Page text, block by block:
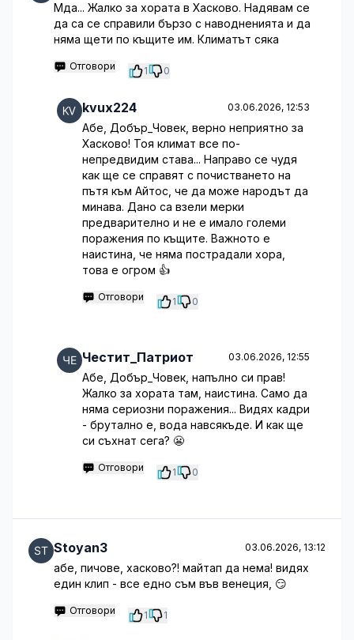
Мда... Жалко за хората в Хасково. Надявам се
да са се справили бързо с наводненията и да
няма щети по къщите им. Климатът сяка
Отговори 1 0
kvux224 03.06.2026, 12:53
Абе, Добър_Човек, верно неприятно за
Хасково! Тоя климат все по-
непредвидим става... Направо се чудя
как ще се справят с почистването на
пътя към Айтос, че да може народът да
минава. Дано са взели мерки
предварително и не е имало големи
поражения по къщите. Важното е
наистина, че няма пострадали хора,
това е огром 👍
Отговори 1 0
Честит_Патриот 03.06.2026, 12:55
Абе, Добър_Човек, напълно си прав!
Жалко за хората там, наистина. Само да
няма сериозни поражения... Видях кадри
- брутално е, вода навсякъде. И как ще
си съхнат сега? 😬
Отговори 1 0
Stoyan3 03.06.2026, 13:12
абе, пичове, хасково?! майтап да нема! видях
един клип - все едно съм във венеция, 😏
Отговори 1 1